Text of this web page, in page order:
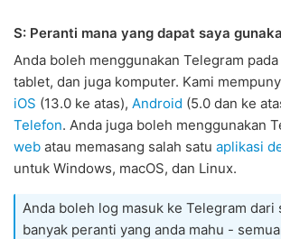
S: Peranti mana yang dapat saya
Anda boleh menggunakan Telegram
tablet, dan juga komputer. Kami
iOS (13.0 ke atas), Android (5.0 dan ke
Telefon. Anda juga boleh menggunakan
web atau memasang salah satu aplikasi
untuk Windows, macOS, dan Linux.
Anda boleh log masuk ke Telegram dari
banyak peranti yang anda mahu -